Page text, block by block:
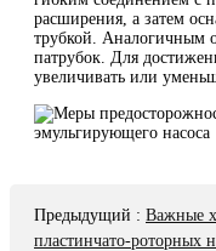
расширения, а затем
трубкой. Аналогичным
патрубок. Для
увеличивать или
Предыдущий : Важные
пластинчато-роторных